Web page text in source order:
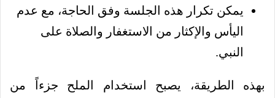
يمكن تكرار هذه الجلسة وفق الحاجة، مع عدم
اليأس والإكثار من الاستغفار والصلاة على
النبي.
بهذه الطريقة، يصبح استخدام الملح جزءاً من